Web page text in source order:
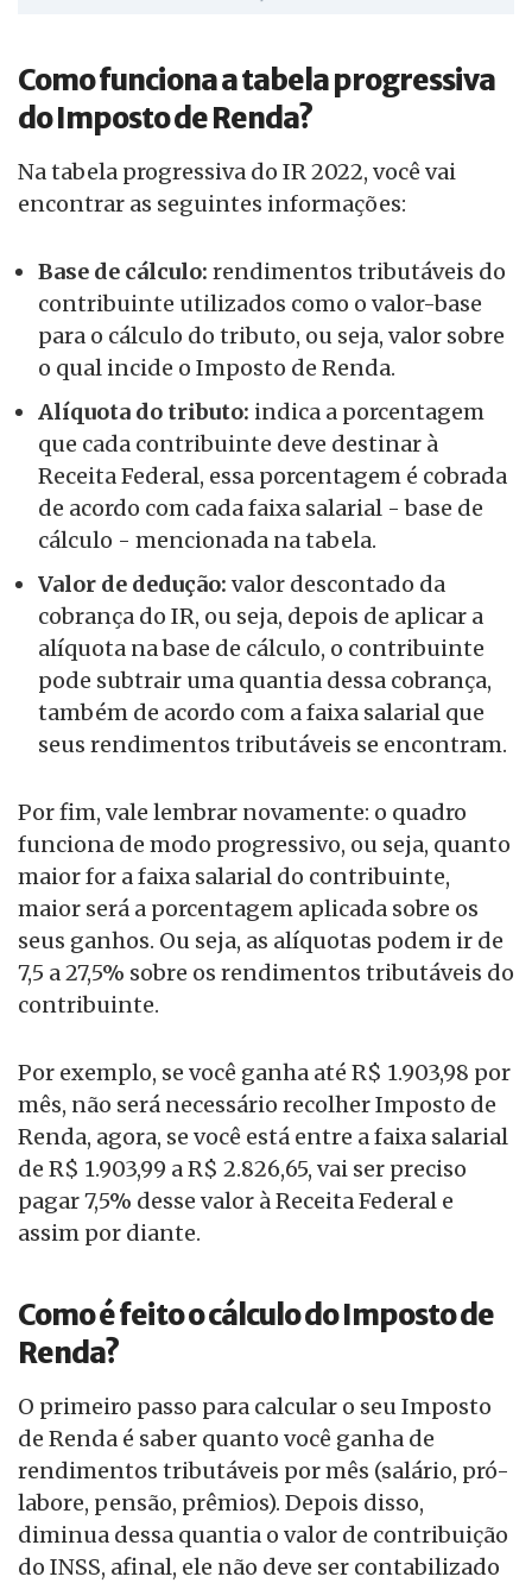
Como funciona a tabela progressiva
do Imposto de Renda?
Na tabela progressiva do IR 2022, você vai
encontrar as seguintes informações:
Base de cálculo: rendimentos tributáveis do
contribuinte utilizados como o valor-base
para o cálculo do tributo, ou seja, valor sobre
o qual incide o Imposto de Renda.
Alíquota do tributo: indica a porcentagem
que cada contribuinte deve destinar à
Receita Federal, essa porcentagem é cobrada
de acordo com cada faixa salarial - base de
cálculo - mencionada na tabela.
Valor de dedução: valor descontado da
cobrança do IR, ou seja, depois de aplicar a
alíquota na base de cálculo, o contribuinte
pode subtrair uma quantia dessa cobrança,
também de acordo com a faixa salarial que
seus rendimentos tributáveis se encontram.
Por fim, vale lembrar novamente: o quadro
funciona de modo progressivo, ou seja, quanto
maior for a faixa salarial do contribuinte,
maior será a porcentagem aplicada sobre os
seus ganhos. Ou seja, as alíquotas podem ir de
7,5 a 27,5% sobre os rendimentos tributáveis do
contribuinte.
Por exemplo, se você ganha até R$ 1.903,98 por
mês, não será necessário recolher Imposto de
Renda, agora, se você está entre a faixa salarial
de R$ 1.903,99 a R$ 2.826,65, vai ser preciso
pagar 7,5% desse valor à Receita Federal e
assim por diante.
Como é feito o cálculo do Imposto de
Renda?
O primeiro passo para calcular o seu Imposto
de Renda é saber quanto você ganha de
rendimentos tributáveis por mês (salário, pró-
labore, pensão, prêmios). Depois disso,
diminua dessa quantia o valor de contribuição
do INSS, afinal, ele não deve ser contabilizado